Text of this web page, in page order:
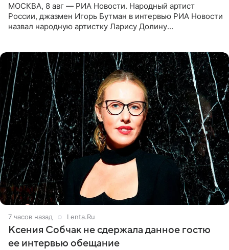
МОСКВА, 8 авг — РИА Новости. Народный артист
России, джазмен Игорь Бутман в интервью РИА Новости
назвал народную артистку Ларису Долину
7 часов назад Lenta.Ru
Ксения Собчак не сдержала данное гостю
ее интервью обещание